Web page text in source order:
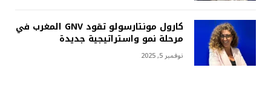
كارول مونتارسولو تقود GNV المغرب في
مرحلة نمو واستراتيجية جديدة
نوفمبر 5, 2025